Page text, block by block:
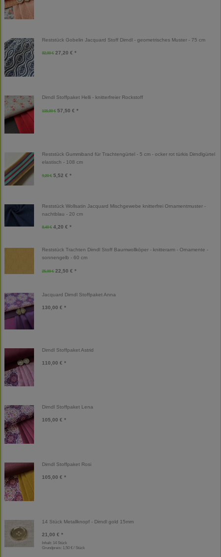
Reststück Gobelin Jacquard Stoff Dirndl - geometrisches Muster - 75 cm
32,00 € 27,20 € *
Dirndl Stoffpaket Helli - knitterfreier Rockstoff
115,00 € 57,50 € *
Reststück Gummiband für Trachtengürtel - 5 cm - ocker rot türkis Dirndlgürtel
elastisch - 108 cm
9,20 € 5,52 € *
Reststück Wollsatin Jacquard Mischgewebe knitterfrei Ornamentmuster -
nachtblau - 20 cm
8,40 € 4,20 € *
Reststück Trachten Dirndl Stoff Baumwollköper - knitterarm - Ornamente -
sonnengelb - 60 cm
25,00 € 22,50 € *
Jacquard Dirndl Stoffpaket Anna
130,00 € *
Dirndl Stoffpaket Astrid
110,00 € *
Dirndl Stoffpaket Lena
105,00 € *
Dirndl Stoffpaket Rosi
105,00 € *
14 Stück Metallknopf - Dirndl gold 15mm
21,00 € *
Inhalt: 14 Stück
Grundpreis: 1,50 € / Stück